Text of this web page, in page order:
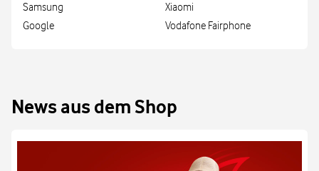
Samsung
Google
Xiaomi
Vodafone Fairphone
News aus dem Shop